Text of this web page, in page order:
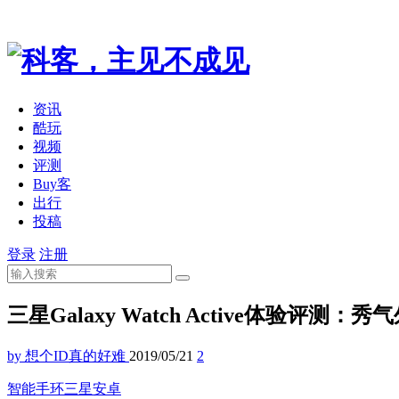
资讯
酷玩
视频
评测
Buy客
出行
投稿
登录 注册
三星Galaxy Watch Active体验评测：秀
by 想个ID真的好难 2019/05/21 2
智能手环三星安卓